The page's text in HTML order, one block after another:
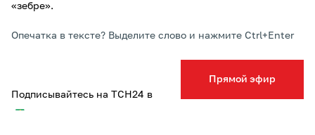
Прямой эфир
«зебре».
Опечатка в тексте? Выделите слово и нажмите Ctrl+Enter
Подписывайтесь на ТСН24 в